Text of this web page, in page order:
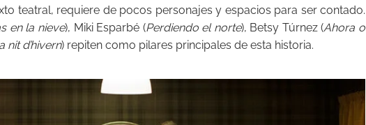
teatral, requiere de pocos personajes y espacios para ser contado.
en la nieve), Miki Esparbé (Perdiendo el norte), Betsy Túrnez (Ahora o
nit d’hivern) repiten como pilares principales de esta historia.